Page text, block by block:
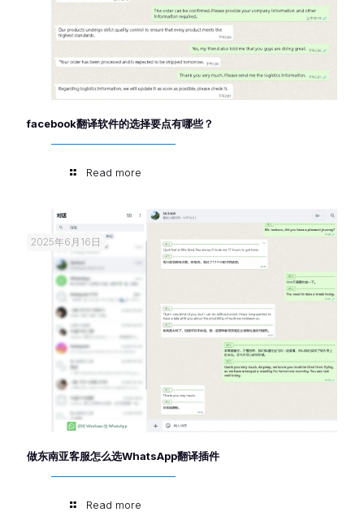
facebook翻译软件的选择要点有哪些？
Read more
2025年6月16日
做东南亚客服怎么选WhatsApp翻译插件
Read more